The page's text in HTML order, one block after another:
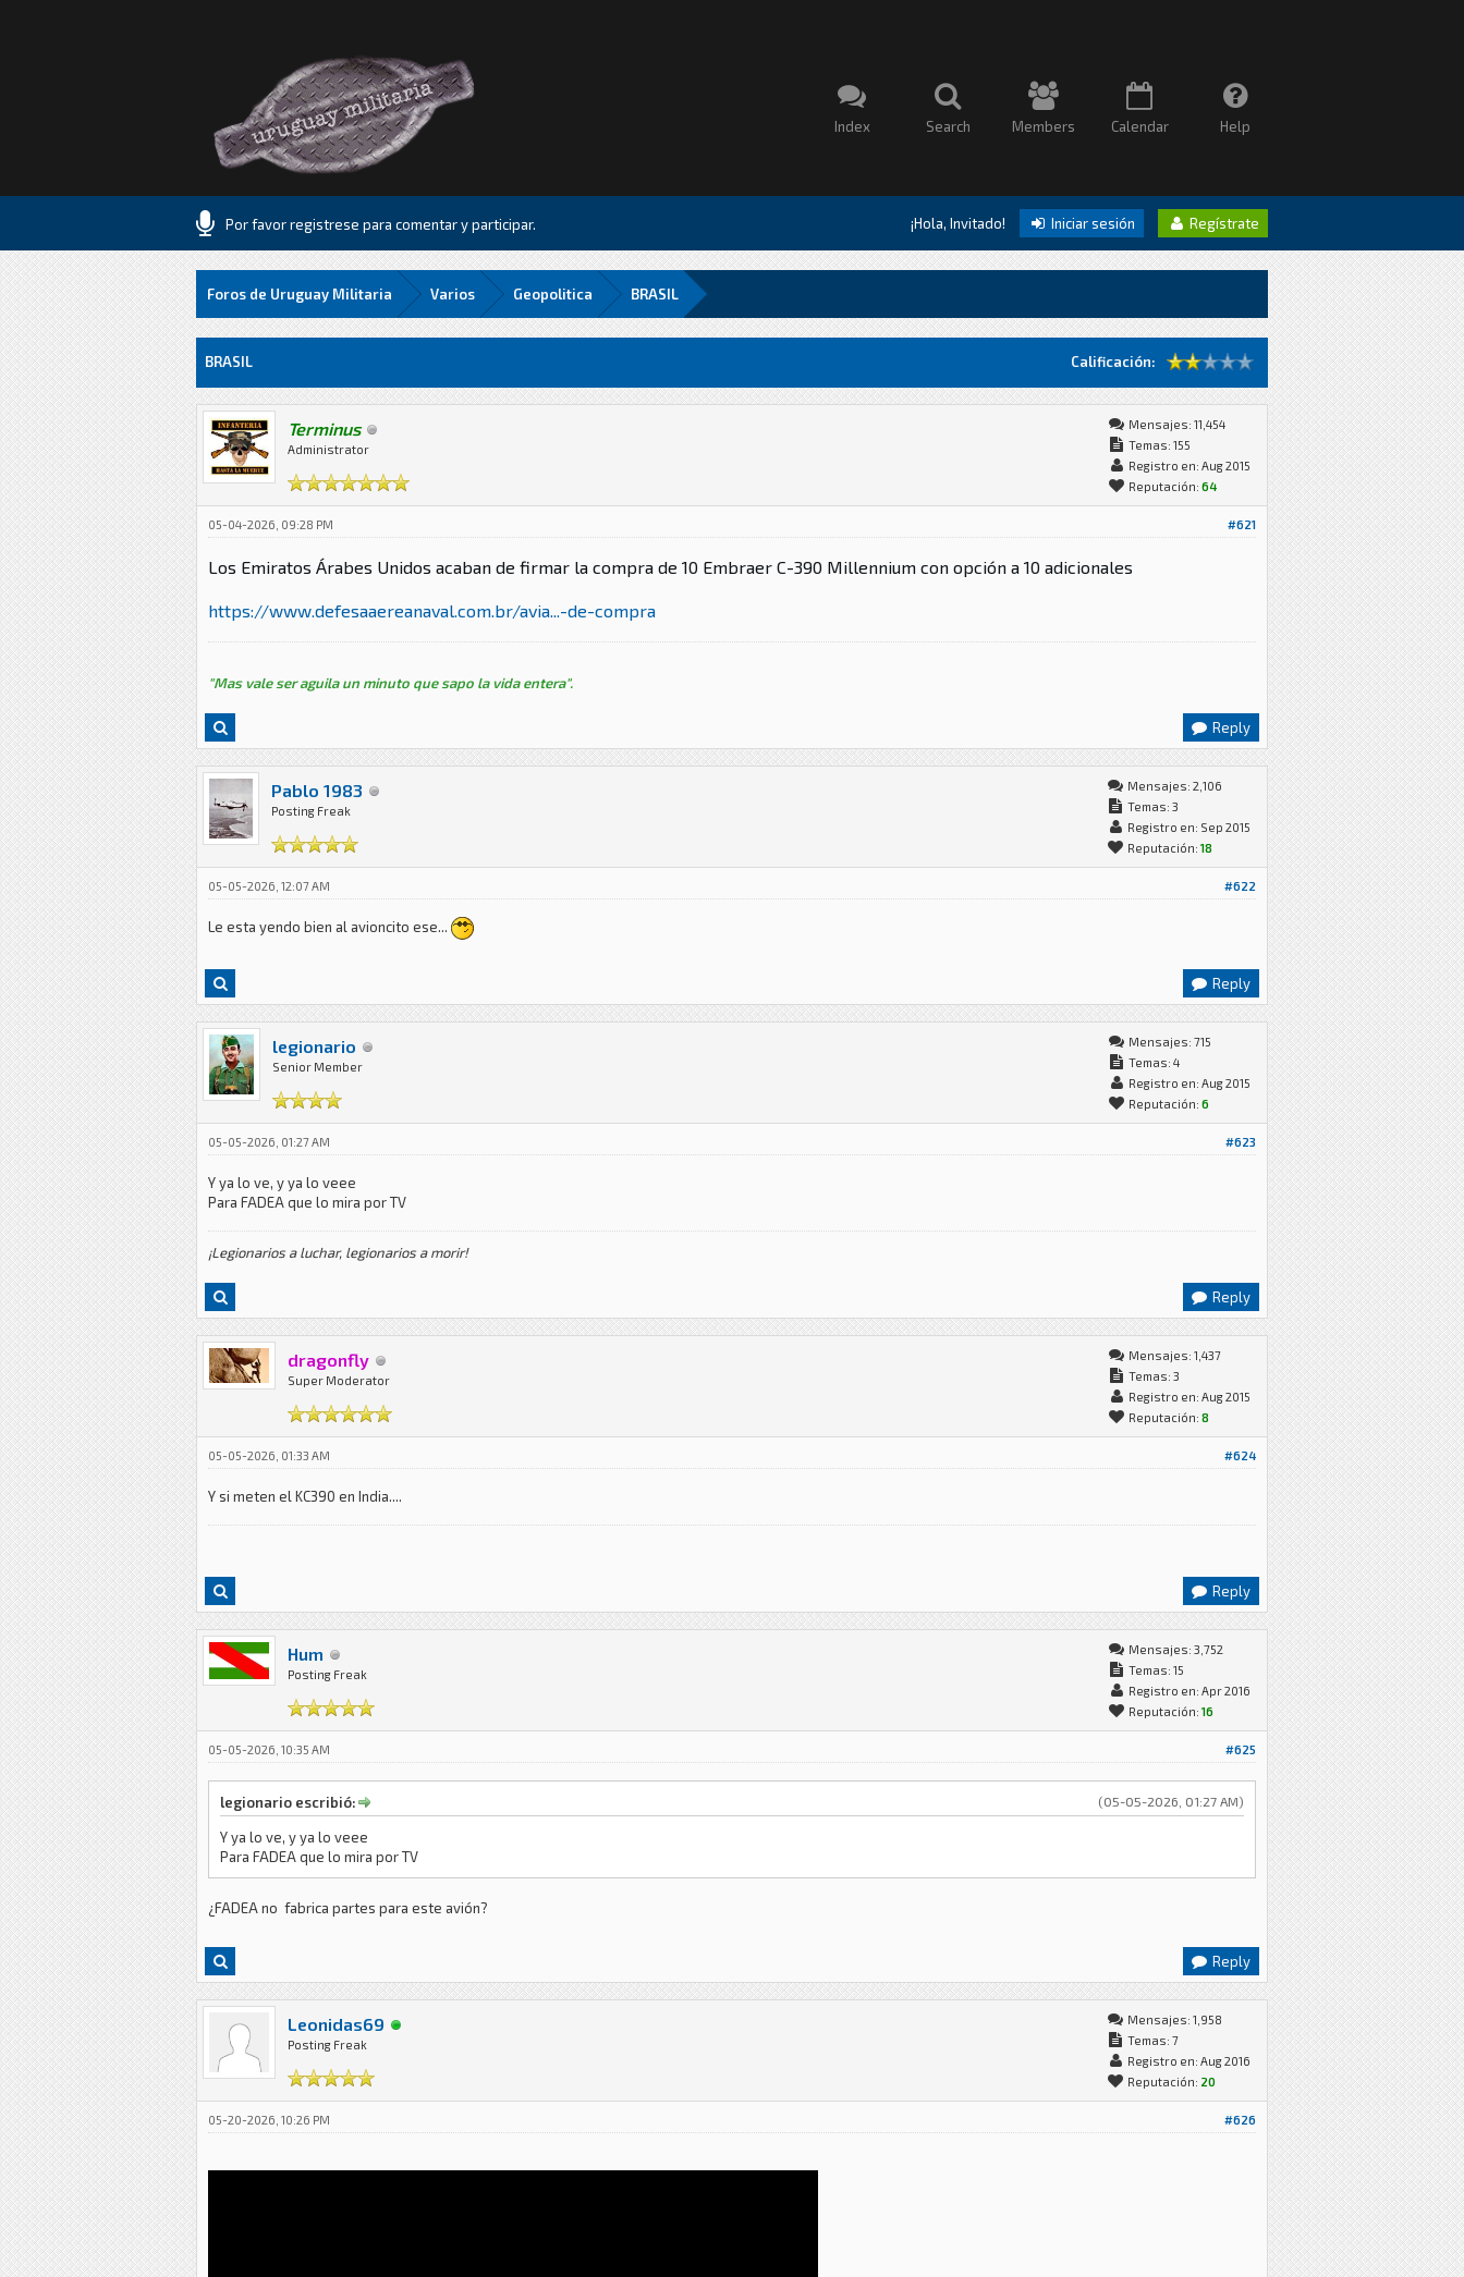
Index Search Members Calendar Help
Por favor registrese para comentar y participar. ¡Hola, Invitado! Iniciar sesión Regístrate
Foros de Uruguay Militaria Varios Geopolitica BRASIL
Calificación:
5 voto(s) - 1.8 Media
1
2
3
4
5 BRASIL
Terminus
Administrator
Mensajes: 11,454
Temas: 155
Registro en: Aug 2015
Reputación: 64
#621
05-04-2026, 09:28 PM
Los Emiratos Árabes Unidos acaban de firmar la compra de 10 Embraer C-390 Millennium con opción a 10 adicionales
https://www.defesaaereanaval.com.br/avia...-de-compra
"Mas vale ser aguila un minuto que sapo la vida entera".
Reply
Pablo 1983
Posting Freak
Mensajes: 2,106
Temas: 3
Registro en: Sep 2015
Reputación: 18
#622
05-05-2026, 12:07 AM
Le esta yendo bien al avioncito ese...
Reply
legionario
Senior Member
Mensajes: 715
Temas: 4
Registro en: Aug 2015
Reputación: 6
#623
05-05-2026, 01:27 AM
Y ya lo ve, y ya lo veee
Para FADEA que lo mira por TV
¡Legionarios a luchar, legionarios a morir!
Reply
dragonfly
Super Moderator
Mensajes: 1,437
Temas: 3
Registro en: Aug 2015
Reputación: 8
#624
05-05-2026, 01:33 AM
Y si meten el KC390 en India....
Reply
Hum
Posting Freak
Mensajes: 3,752
Temas: 15
Registro en: Apr 2016
Reputación: 16
#625
05-05-2026, 10:35 AM
(05-05-2026, 01:27 AM)
legionario escribió:
Y ya lo ve, y ya lo veee
Para FADEA que lo mira por TV
¿FADEA no fabrica partes para este avión?
Reply
Leonidas69
Posting Freak
Mensajes: 1,958
Temas: 7
Registro en: Aug 2016
Reputación: 20
#626
05-20-2026, 10:26 PM